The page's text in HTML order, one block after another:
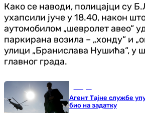
Како се наводи, полицајци су
ухапсили јуче у 18.40, након
аутомобилом „шевролет авео“
паркирана возила – „хонду“ и
улици „Бранислава Нушића“, у
главног града.
Агент Тајне службе
био на задатку